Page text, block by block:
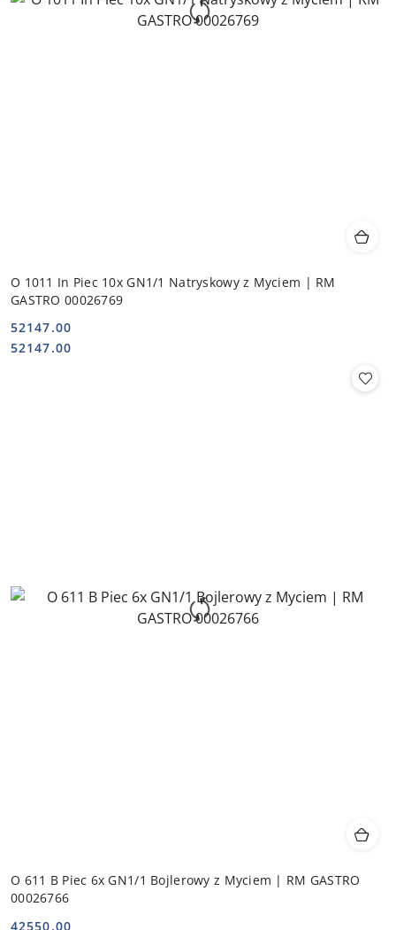
O 1011 In Piec 10x GN1/1 Natryskowy z Myciem | RM
GASTRO 00026769
Cena:
52147.00
Cena:
52147.00
O 611 B Piec 6x GN1/1 Bojlerowy z Myciem | RM GASTRO
00026766
42550.00